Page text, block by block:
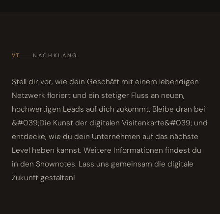
VI NACHKLANG
Stell dir vor, wie dein Geschäft mit einem lebendigen
Netzwerk floriert und ein stetiger Fluss an neuen,
hochwertigen Leads auf dich zukommt. Bleibe dran bei
&#039;Die Kunst der digitalen Visitenkarte&#039; und
entdecke, wie du dein Unternehmen auf das nächste
Level heben kannst. Weitere Informationen findest du
in den Shownotes. Lass uns gemeinsam die digitale
Zukunft gestalten!